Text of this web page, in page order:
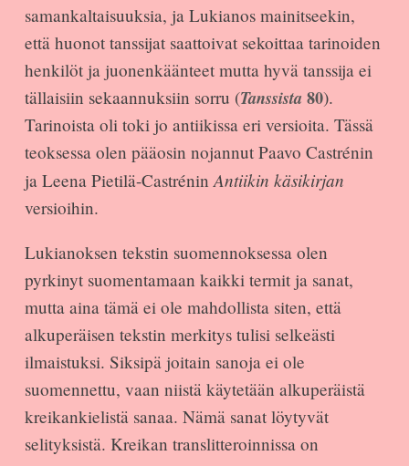
samankaltaisuuksia, ja Lukianos mainitseekin,
että huonot tanssijat saattoivat sekoittaa tarinoiden
henkilöt ja juonenkäänteet mutta hyvä tanssija ei
tällaisiin sekaannuksiin sorru (Tanssista 80).
Tarinoista oli toki jo antiikissa eri versioita. Tässä
teoksessa olen pääosin nojannut Paavo Castrénin
ja Leena Pietilä-Castrénin Antiikin käsikirjan
versioihin.
Lukianoksen tekstin suomennoksessa olen
pyrkinyt suomentamaan kaikki termit ja sanat,
mutta aina tämä ei ole mahdollista siten, että
alkuperäisen tekstin merkitys tulisi selkeästi
ilmaistuksi. Siksipä joitain sanoja ei ole
suomennettu, vaan niistä käytetään alkuperäistä
kreikankielistä sanaa. Nämä sanat löytyvät
selityksistä. Kreikan translitteroinnissa on